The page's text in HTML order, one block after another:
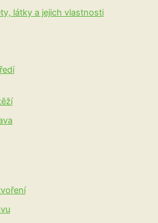
látky a jejich vlastnosti